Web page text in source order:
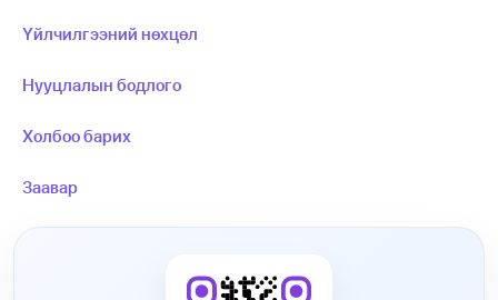
Үйлчилгээний нөхцөл
Нууцлалын бодлого
Холбоо барих
Заавар